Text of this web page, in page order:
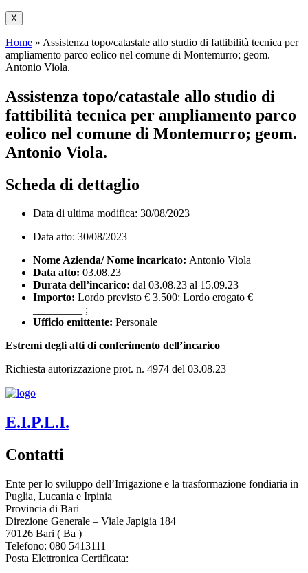
X
Home » Assistenza topo/catastale allo studio di fattibilità tecnica per
ampliamento parco eolico nel comune di Montemurro; geom.
Antonio Viola.
Assistenza topo/catastale allo studio di
fattibilità tecnica per ampliamento parco
eolico nel comune di Montemurro; geom.
Antonio Viola.
Scheda di dettaglio
Data di ultima modifica: 30/08/2023
Data atto: 30/08/2023
Nome Azienda/ Nome incaricato: Antonio Viola
Data atto: 03.08.23
Durata dell’incarico: dal 03.08.23 al 15.09.23
Importo: Lordo previsto € 3.500; Lordo erogato €
_________ ;
Ufficio emittente: Personale
Estremi degli atti di conferimento dell’incarico
Richiesta autorizzazione prot. n. 4974 del 03.08.23
E.I.P.L.I.
Contatti
Ente per lo sviluppo dell’Irrigazione e la trasformazione fondiaria in
Puglia, Lucania e Irpinia
Provincia di Bari
Direzione Generale – Viale Japigia 184
70126 Bari ( Ba )
Telefono: 080 5413111
Posta Elettronica Certificata: